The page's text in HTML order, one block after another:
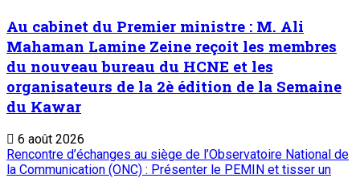
Au cabinet du Premier ministre : M. Ali
Mahaman Lamine Zeine reçoit les membres
du nouveau bureau du HCNE et les
organisateurs de la 2è édition de la Semaine
du Kawar
6 août 2026
Rencontre d’échanges au siège de l’Observatoire National de
la Communication (ONC) : Présenter le PEMIN et tisser un